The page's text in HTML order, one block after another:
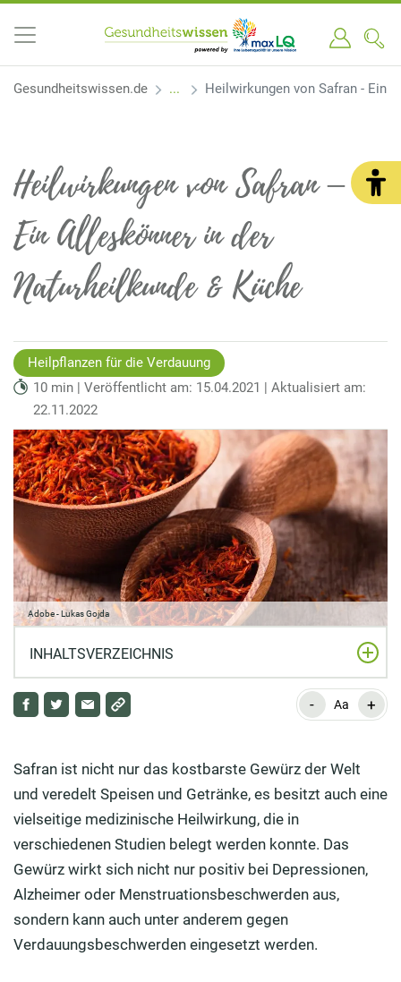
Gesundheitswissen.de Heilwirkungen von Safran - Ein
Heilwirkungen von Safran –
Ein Alleskönner in der
Naturheilkunde & Küche
Heilpflanzen für die Verdauung
10 min | Veröffentlicht am: 15.04.2021 | Aktualisiert am:
22.11.2022
Adobe - Lukas Gojda
INHALTSVERZEICHNIS
Was ist Safran?
teuer?
Safrans Heilwirkung im Laufe der Geschichte
Die Heilwirkung von Safran
Nebenwirkungen bei der Anwendung von Safran
Wie erkennt man echten & hochwertigen Safran?
Safran selbst anbauen
- Aa +
Safran ist nicht nur das kostbarste Gewürz der Welt
und veredelt Speisen und Getränke, es besitzt auch eine
vielseitige medizinische Heilwirkung, die in
verschiedenen Studien belegt werden konnte. Das
Gewürz wirkt sich nicht nur positiv bei Depressionen,
Alzheimer oder Menstruationsbeschwerden aus,
sondern kann auch unter anderem gegen
Verdauungsbeschwerden eingesetzt werden.